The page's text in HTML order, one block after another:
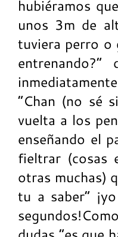
hubiéramos
unos 3m de
tuviera perro o
“Chan (no sé
vuelta a los
enseñando el
fieltrar (cosas
otras muchas)
tu a saber”